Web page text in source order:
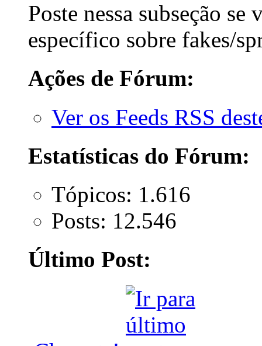
Poste nessa subseção
específico sobre fakes/
Ações de Fórum:
Ver os Feeds RSS
Estatísticas do Fórum:
Tópicos: 1.616
Posts: 12.546
Último Post: